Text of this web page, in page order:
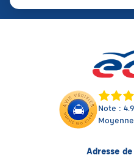
Note :
Adresse